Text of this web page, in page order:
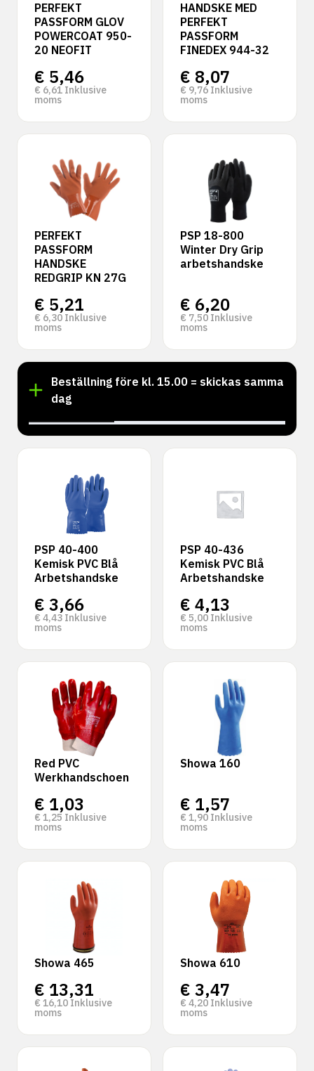
PERFEKT
PASSFORM GLOV
POWERCOAT 950-
20 NEOFIT
€ 5,46
€ 6,61 Inklusive
moms
HANDSKE MED
PERFEKT
PASSFORM
FINEDEX 944-32
€ 8,07
€ 9,76 Inklusive
moms
PERFEKT
PASSFORM
HANDSKE
REDGRIP KN 27G
€ 5,21
€ 6,30 Inklusive
moms
PSP 18-800
Winter Dry Grip
arbetshandske
€ 6,20
€ 7,50 Inklusive
moms
Beställning före kl. 15.00 = skickas samma
dag
PSP 40-400
Kemisk PVC Blå
Arbetshandske
€ 3,66
€ 4,43 Inklusive
moms
PSP 40-436
Kemisk PVC Blå
Arbetshandske
€ 4,13
€ 5,00 Inklusive
moms
Red PVC
Werkhandschoen
€ 1,03
€ 1,25 Inklusive
moms
Showa 160
€ 1,57
€ 1,90 Inklusive
moms
Showa 465
€ 13,31
€ 16,10 Inklusive
moms
Showa 610
€ 3,47
€ 4,20 Inklusive
moms